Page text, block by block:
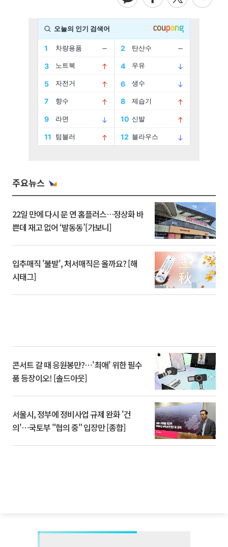
주요뉴스
22일 만에 다시 문 연 홈플러스…정상화 바
쁜데 재고 없어 ‘발동동’[가보니]
입추매직 '불발', 처서매직은 올까요? [해
시태그]
콘서트 갈 때 응원봉만?⋯'최애' 위한 필수
품 등장이오! [솔드아웃]
서울시, 정부에 정비사업 규제 완화 '건
의'⋯국토부 "협의 중" 입장만 [종합]